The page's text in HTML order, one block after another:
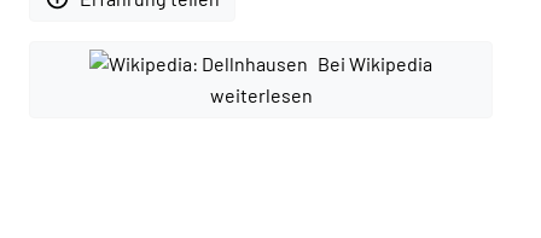
Bei Wikipedia
weiterlesen